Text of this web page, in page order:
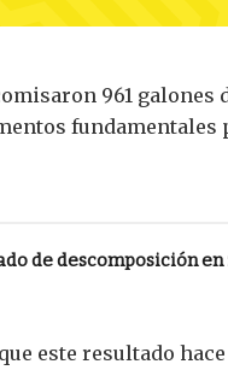
961
de descomposición en
este resultado